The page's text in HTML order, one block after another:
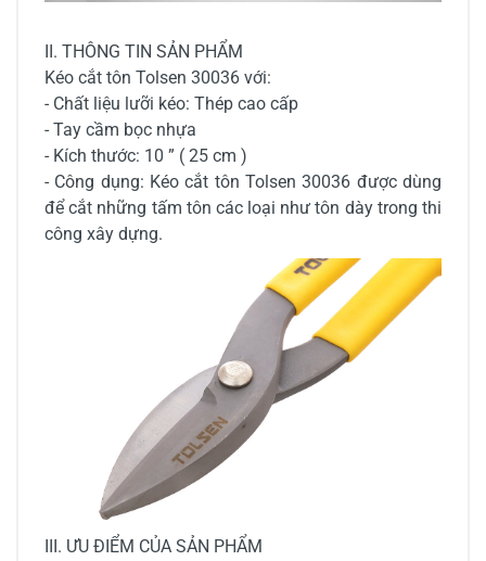
II. THÔNG TIN SẢN PHẨM
Kéo cắt tôn Tolsen 30036 với:
- Chất liệu lưỡi kéo: Thép cao cấp
- Tay cầm bọc nhựa
- Kích thước: 10 ” ( 25 cm )
- Công dụng: Kéo cắt tôn Tolsen 30036 được dùng
để cắt những tấm tôn các loại như tôn dày trong thi
công xây dựng.
III. ƯU ĐIỂM CỦA SẢN PHẨM